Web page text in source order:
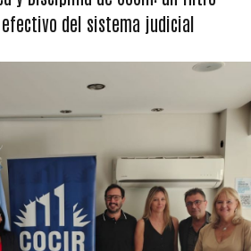
efectivo del sistema judicial